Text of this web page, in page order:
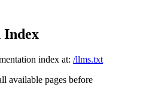
Index
index at: /llms.txt
available pages before